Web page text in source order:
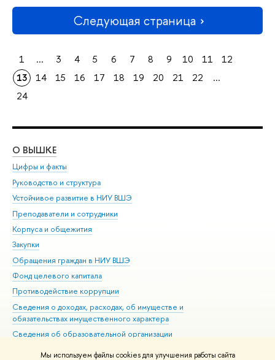
Мы используем файлы cookies для улучшения работы сайта
Следующая страница
1 ... 3 4 5 6 7 8 9 10 11
12
13
14 15 16 17 18 19 20 21 22
...
24
О ВЫШКЕ
Цифры и факты
Руководство и структура
Устойчивое развитие в НИУ ВШЭ
Преподаватели и сотрудники
Корпуса и общежития
Закупки
Обращения граждан в НИУ ВШЭ
Фонд целевого капитала
Противодействие коррупции
Сведения о доходах, расходах, об имуществе и
обязательствах имущественного характера
Сведения об образовательной организации
Людям с ограниченными возможностями здоровья